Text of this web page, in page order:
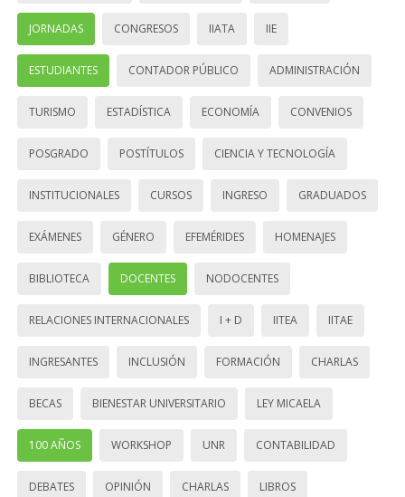
JORNADAS CONGRESOS IIATA IIE
ESTUDIANTES CONTADOR PÚBLICO ADMINISTRACIÓN
TURISMO ESTADÍSTICA ECONOMÍA CONVENIOS
POSGRADO POSTÍTULOS CIENCIA Y TECNOLOGÍA
INSTITUCIONALES CURSOS INGRESO GRADUADOS
EXÁMENES GÉNERO EFEMÉRIDES HOMENAJES
BIBLIOTECA DOCENTES NODOCENTES
RELACIONES INTERNACIONALES I + D IITEA IITAE
INGRESANTES INCLUSIÓN FORMACIÓN CHARLAS
BECAS BIENESTAR UNIVERSITARIO LEY MICAELA
100 AÑOS WORKSHOP UNR CONTABILIDAD
DEBATES OPINIÓN CHARLAS LIBROS